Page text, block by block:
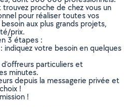
proche de chez vous un
pour réaliser toutes vos
aux plus grands projets,
prix.
3 étapes :
indiquez votre besoin en quelques
particuliers et
minutes.
depuis la messagerie privée et
!
!